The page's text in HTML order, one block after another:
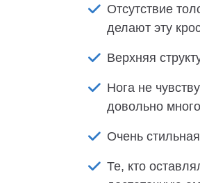
Отсутствие
делают эту
Верхняя
Нога не
довольно
Очень
Те, кто